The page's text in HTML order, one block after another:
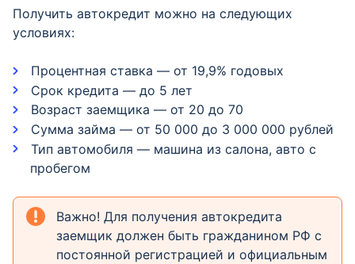
Получить автокредит можно на следующих
условиях:
Процентная ставка — от 19,9% годовых
Срок кредита — до 5 лет
Возраст заемщика — от 20 до 70
Сумма займа — от 50 000 до 3 000 000 рублей
Тип автомобиля — машина из салона, авто с
пробегом
Важно! Для получения автокредита
заемщик должен быть гражданином РФ с
постоянной регистрацией и официальным